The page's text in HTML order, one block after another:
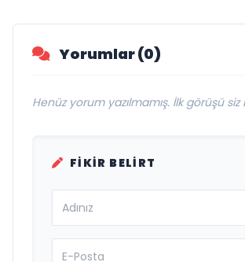
Yorumlar (0)
Henüz yorum yazılmamış. İlk görüşü siz
FIKIR BELIRT